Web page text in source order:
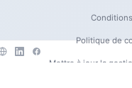
Politique de
Mettre à jour la